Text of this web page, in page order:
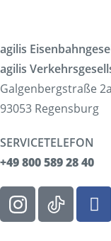
agilis
agilis
Galgenbergstraße 2a
93053 Regensburg
SERVICETELEFON
+49 800 589 28 40